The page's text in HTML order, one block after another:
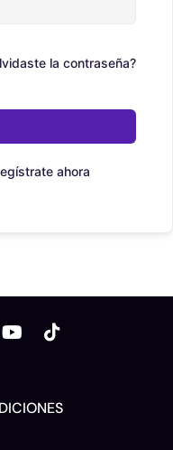
la contraseña?
ahora